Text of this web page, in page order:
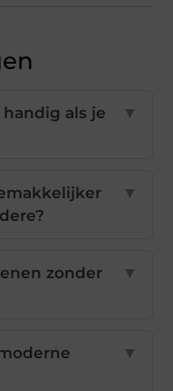
als je
▼
▼
zonder
▼
▼